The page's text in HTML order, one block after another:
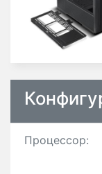
Процессор: